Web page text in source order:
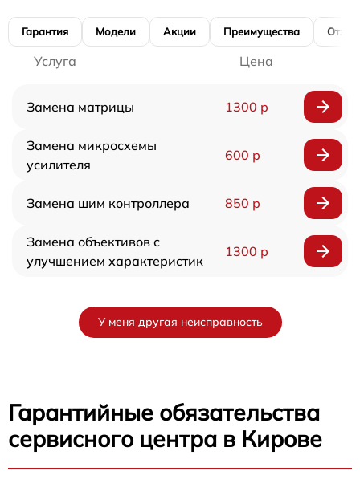
Гарантия Модели Акции Преимущества
Услуга Цена
Замена матрицы 1300 р
Замена микросхемы
усилителя
600 р
Замена шим контроллера 850 р
Замена объективов с
улучшением характеристик
1300 р
У меня другая неисправность
Гарантийные обязательства
сервисного центра в Кирове